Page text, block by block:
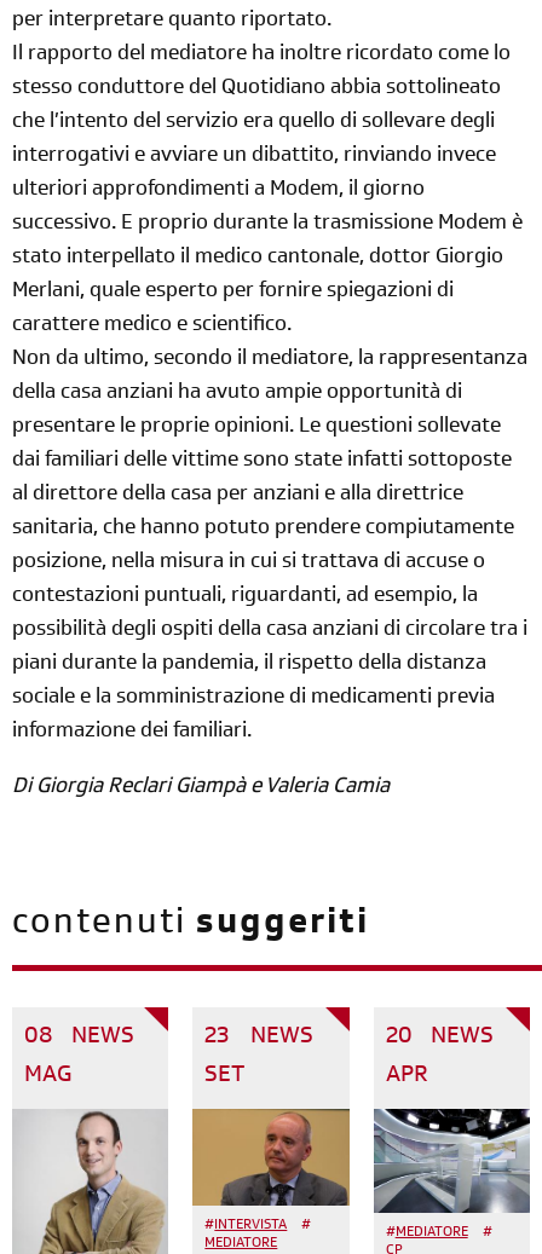
per interpretare quanto riportato.
Il rapporto del mediatore ha inoltre ricordato come lo
stesso conduttore del Quotidiano abbia sottolineato
che l’intento del servizio era quello di sollevare degli
interrogativi e avviare un dibattito, rinviando invece
ulteriori approfondimenti a Modem, il giorno
successivo. E proprio durante la trasmissione Modem è
stato interpellato il medico cantonale, dottor Giorgio
Merlani, quale esperto per fornire spiegazioni di
carattere medico e scientifico.
Non da ultimo, secondo il mediatore, la rappresentanza
della casa anziani ha avuto ampie opportunità di
presentare le proprie opinioni. Le questioni sollevate
dai familiari delle vittime sono state infatti sottoposte
al direttore della casa per anziani e alla direttrice
sanitaria, che hanno potuto prendere compiutamente
posizione, nella misura in cui si trattava di accuse o
contestazioni puntuali, riguardanti, ad esempio, la
possibilità degli ospiti della casa anziani di circolare tra i
piani durante la pandemia, il rispetto della distanza
sociale e la somministrazione di medicamenti previa
informazione dei familiari.
Di Giorgia Reclari Giampà e Valeria Camia
contenuti suggeriti
08
MAG
NEWS
23
SET
NEWS
#INTERVISTA
#
MEDIATORE
20
APR
NEWS
#MEDIATORE
#